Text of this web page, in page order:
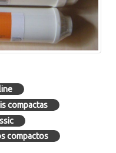
compactas
compactos